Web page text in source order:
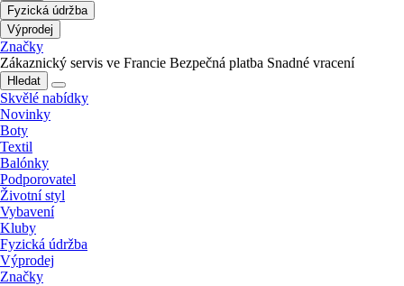
Fyzická údržba
Výprodej
Značky
Zákaznický servis ve Francie Bezpečná platba Snadné vracení
Hledat
Skvělé nabídky
Novinky
Boty
Textil
Balónky
Podporovatel
Životní styl
Vybavení
Kluby
Fyzická údržba
Výprodej
Značky